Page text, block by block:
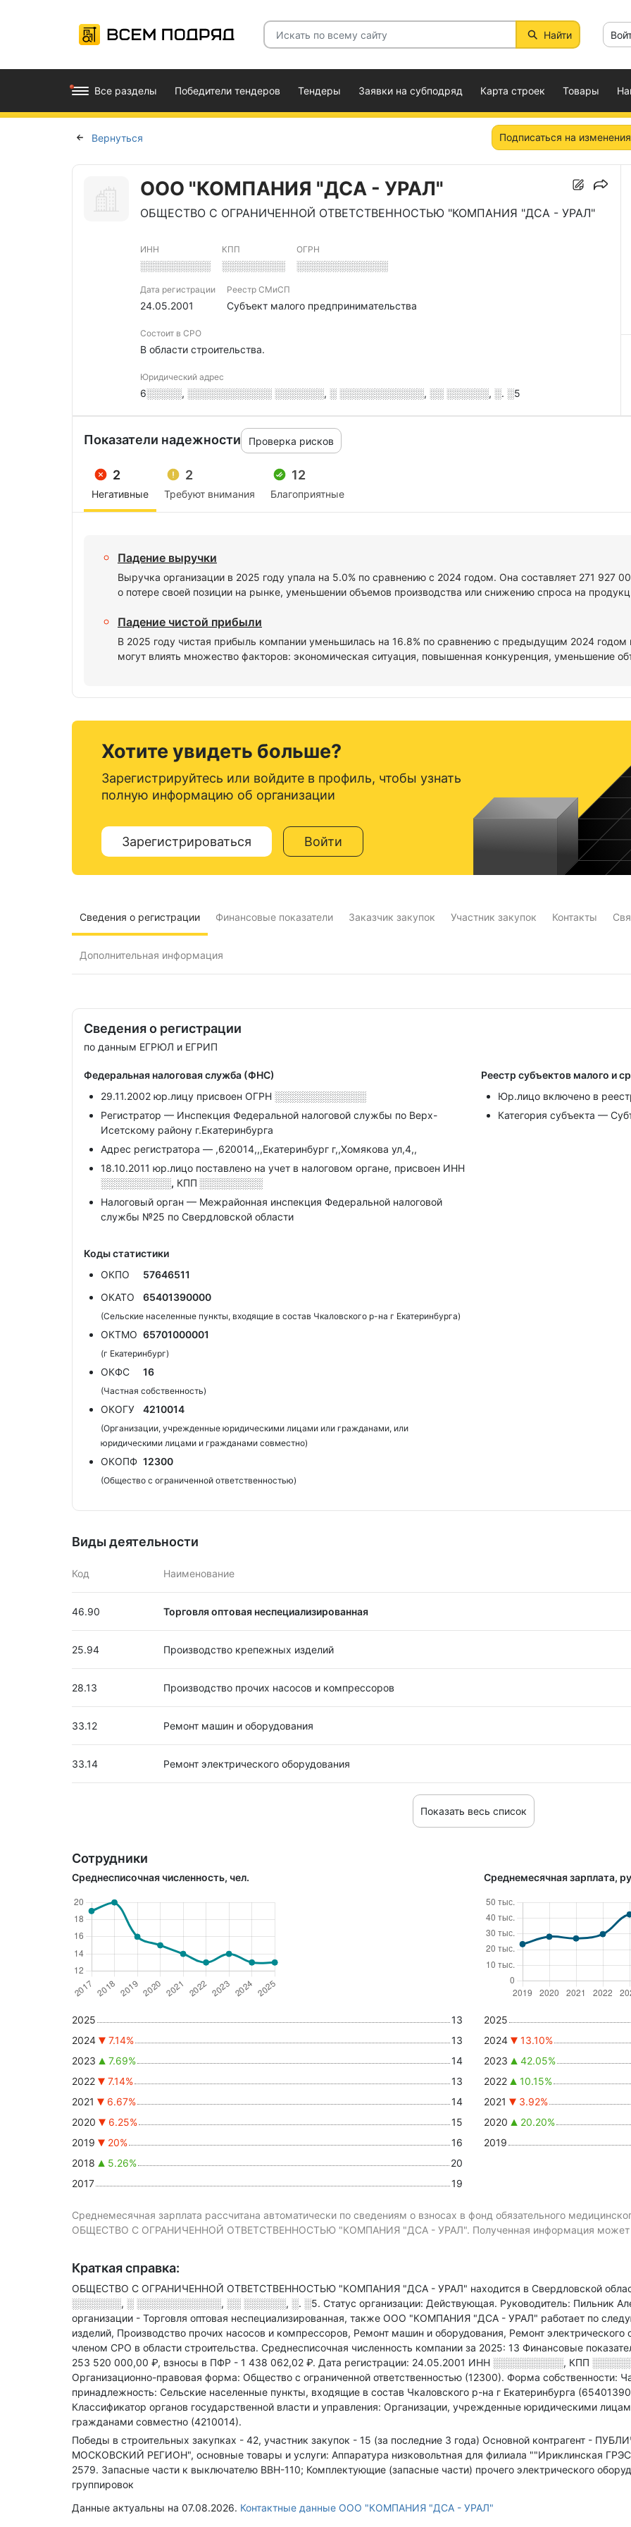
Найти
Все разделы Победители тендеров Тендеры Заявки на субподряд Карта строек Товары
Вернуться Подписаться на изменения
ООО "КОМПАНИЯ "ДСА - УРАЛ"
ОБЩЕСТВО С ОГРАНИЧЕННОЙ ОТВЕТСТВЕННОСТЬЮ "КОМПАНИЯ "ДСА - УРАЛ"
ИНН
░░░░░░░░░░
КПП
░░░░░░░░░
ОГРН
░░░░░░░░░░░░░
Дата регистрации
24.05.2001
Реестр СМиСП
Субъект малого предпринимательства
Состоит в СРО
В области строительства.
Юридический адрес
6░░░░░, ░░░░░░░░░░░░ ░░░░░░░, ░ ░░░░░░░░░░░░, ░░ ░░░░░░, ░. ░5
Показатели надежности Проверка рисков
2
Негативные
2
Требуют внимания
12
Благоприятные
Падение выручки
Выручка организации в 2025 году упала на 5.0% по сравнению с 2024 годом. Она составляет 271 927
о потере своей позиции на рынке, уменьшении объемов производства или снижению спроса на
Падение чистой прибыли
В 2025 году чистая прибыль компании уменьшилась на 16.8% по сравнению с предыдущим 2024 годом
могут влиять множество факторов: экономическая ситуация, повышенная конкуренция, уменьшение
Хотите увидеть больше?
Зарегистрируйтесь или войдите в профиль, чтобы узнать
полную информацию об организации
Зарегистрироваться Войти
Сведения о регистрации Финансовые показатели Заказчик закупок Участник закупок Контакты
Дополнительная информация
Сведения о регистрации
по данным ЕГРЮЛ и ЕГРИП
Федеральная налоговая служба (ФНС)
29.11.2002 юр.лицу присвоен ОГРН ░░░░░░░░░░░░░
Регистратор — Инспекция Федеральной налоговой службы по Верх-
Исетскому району г.Екатеринбурга
Адрес регистратора — ,620014,,,Екатеринбург г,,Хомякова ул,4,,
18.10.2011 юр.лицо поставлено на учет в налоговом органе, присвоен ИНН
░░░░░░░░░░, КПП ░░░░░░░░░
Налоговый орган — Межрайонная инспекция Федеральной налоговой
службы №25 по Свердловской области
Реестр субъектов малого и
Юр.лицо включено в
Категория субъекта —
Коды статистики
ОКПО
57646511
ОКАТО
65401390000
(Сельские населенные пункты, входящие в состав Чкаловского р-на г Екатеринбурга)
ОКТМО 65701000001
(г Екатеринбург)
ОКФС 16
(Частная собственность)
ОКОГУ 4210014
(Организации, учрежденные юридическими лицами или гражданами, или
юридическими лицами и гражданами совместно)
ОКОПФ 12300
(Общество с ограниченной ответственностью)
Виды деятельности
Код Наименование
46.90 Торговля оптовая неспециализированная
25.94 Производство крепежных изделий
28.13 Производство прочих насосов и компрессоров
33.12 Ремонт машин и оборудования
33.14 Ремонт электрического оборудования
Показать весь список
Сотрудники
Среднесписочная численность, чел.
2025
13
2024
7.14%
13
2023
7.69%
14
2022
7.14%
13
2021
6.67%
14
2020
6.25%
15
2019
20%
16
2018
5.26%
20
2017
19
Среднемесячная зарплата,
2025
2024
13.10%
2023
42.05%
2022
10.15%
2021
3.92%
2020
20.20%
2019
Среднемесячная зарплата рассчитана автоматически по сведениям о взносах в фонд обязательного
ОБЩЕСТВО С ОГРАНИЧЕННОЙ ОТВЕТСТВЕННОСТЬЮ "КОМПАНИЯ "ДСА - УРАЛ". Полученная информация может
Краткая справка:
ОБЩЕСТВО С ОГРАНИЧЕННОЙ ОТВЕТСТВЕННОСТЬЮ "КОМПАНИЯ "ДСА - УРАЛ" находится в Свердловской
░░░░░░░, ░ ░░░░░░░░░░░░, ░░ ░░░░░░, ░. ░5. Статус организации: Действующая. Руководитель: Пильник
организации - Торговля оптовая неспециализированная, также ООО "КОМПАНИЯ "ДСА - УРАЛ" работает по
изделий, Производство прочих насосов и компрессоров, Ремонт машин и оборудования, Ремонт
членом СРО в области строительства. Среднесписочная численность компании за 2025: 13 Финансовые
253 520 000,00 ₽, взносы в ПФР - 1 438 062,02 ₽. Дата регистрации: 24.05.2001 ИНН ░░░░░░░░░░, КПП
Организационно-правовая форма: Общество с ограниченной ответственностью (12300). Форма собственности:
принадлежность: Сельские населенные пункты, входящие в состав Чкаловского р-на г Екатеринбурга
Классификатор органов государственной власти и управления: Организации, учрежденные юридическими
гражданами совместно (4210014).
Победы в строительных закупках - 42, участник закупок - 15 (за последние 3 года) Основной контрагент -
МОСКОВСКИЙ РЕГИОН", основные товары и услуги: Аппаратура низковольтная для филиала ""Ириклинская
2579. Запасные части к выключателю ВВН-110; Комплектующие (запасные части) прочего электрического
группировок
Данные актуальны на 07.08.2026. Контактные данные ООО "КОМПАНИЯ "ДСА - УРАЛ"